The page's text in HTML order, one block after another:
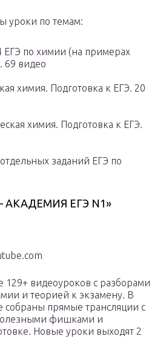
уроки по темам:
ЕГЭ по химии (на примерах
69 видео
химия. Подготовка к ЕГЭ. 20
химия. Подготовка к ЕГЭ.
заданий ЕГЭ по
АКАДЕМИЯ ЕГЭ N1»
129+ видеоуроков с разборами
и теорией к экзамену. В
собраны прямые трансляции с
фишками и
Новые уроки выходят 2